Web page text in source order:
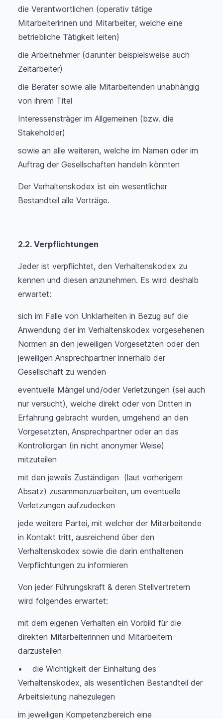
die Verantwortlichen (operativ tätige
Mitarbeiterinnen und Mitarbeiter, welche eine
betriebliche Tätigkeit leiten)
die Arbeitnehmer (darunter beispielsweise auch
Zeitarbeiter)
die Berater sowie alle Mitarbeitenden unabhängig
von ihrem Titel
Interessensträger im Allgemeinen (bzw. die
Stakeholder)
sowie an alle weiteren, welche im Namen oder im
Auftrag der Gesellschaften handeln könnten
Der Verhaltenskodex ist ein wesentlicher
Bestandteil alle Verträge.
2.2. Verpflichtungen
Jeder ist verpflichtet, den Verhaltenskodex zu
kennen und diesen anzunehmen. Es wird deshalb
erwartet:
sich im Falle von Unklarheiten in Bezug auf die
Anwendung der im Verhaltenskodex vorgesehenen
Normen an den jeweiligen Vorgesetzten oder den
jeweiligen Ansprechpartner innerhalb der
Gesellschaft zu wenden
eventuelle Mängel und/oder Verletzungen (sei auch
nur versucht), welche direkt oder von Dritten in
Erfahrung gebracht wurden, umgehend an den
Vorgesetzten, Ansprechpartner oder an das
Kontrollorgan (in nicht anonymer Weise)
mitzuteilen
mit den jeweils Zuständigen (laut vorherigem
Absatz) zusammenzuarbeiten, um eventuelle
Verletzungen aufzudecken
jede weitere Partei, mit welcher der Mitarbeitende
in Kontakt tritt, ausreichend über den
Verhaltenskodex sowie die darin enthaltenen
Verpflichtungen zu informieren
Von jeder Führungskraft & deren Stellvertretern
wird folgendes erwartet:
mit dem eigenen Verhalten ein Vorbild für die
direkten Mitarbeiterinnen und Mitarbeitern
darzustellen
•
die Wichtigkeit der Einhaltung des
Verhaltenskodex, als wesentlichen Bestandteil der
Arbeitsleitung nahezulegen
im jeweiligen Kompetenzbereich eine